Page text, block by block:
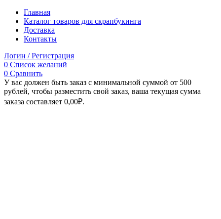
Главная
Каталог товаров для скрапбукинга
Доставка
Контакты
Логин / Регистрация
0 Список желаний
0 Сравнить
У вас должен быть заказ с минимальной суммой от 500
рублей, чтобы разместить свой заказ, ваша текущая сумма
заказа составляет 0,00₽.